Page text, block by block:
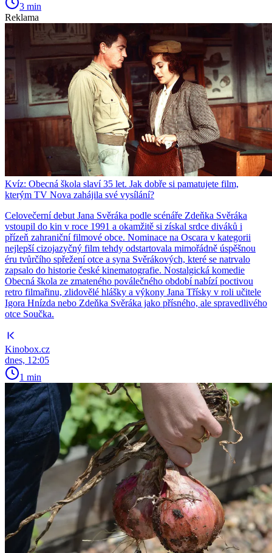
3 min
Reklama
Kvíz: Obecná škola slaví 35 let. Jak dobře si pamatujete film,
kterým TV Nova zahájila své vysílání?
Celovečerní debut Jana Svěráka podle scénáře Zdeňka Svěráka
vstoupil do kin v roce 1991 a okamžitě si získal srdce diváků i
přízeň zahraniční filmové obce. Nominace na Oscara v kategorii
nejlepší cizojazyčný film tehdy odstartovala mimořádně úspěšnou
éru tvůrčího spřežení otce a syna Svěrákových, které se natrvalo
zapsalo do historie české kinematografie. Nostalgická komedie
Obecná škola ze zmateného poválečného období nabízí poctivou
retro filmařinu, zlidovělé hlášky a výkony Jana Třísky v roli učitele
Igora Hnízda nebo Zdeňka Svěráka jako přísného, ale spravedlivého
otce Součka.
Kinobox.cz
dnes, 12:05
1 min